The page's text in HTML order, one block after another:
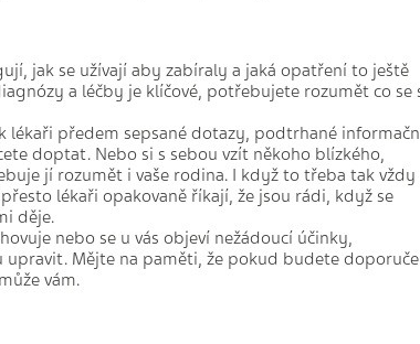
jak se užívají aby zabíraly a jaká opatření to ještě
a léčby je klíčové, potřebujete rozumět co se
lékaři předem sepsané dotazy, podtrhané
doptat. Nebo si s sebou vzít někoho blízkého,
jí rozumět i vaše rodina. I když to třeba tak vždy
lékaři opakovaně říkají, že jsou rádi, když se
děje.
nebo se u vás objeví nežádoucí účinky,
Mějte na paměti, že pokud budete
vám.